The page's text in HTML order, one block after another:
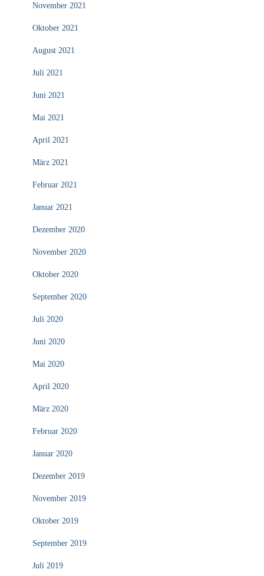
November 2021
Oktober 2021
August 2021
Juli 2021
Juni 2021
Mai 2021
April 2021
März 2021
Februar 2021
Januar 2021
Dezember 2020
November 2020
Oktober 2020
September 2020
Juli 2020
Juni 2020
Mai 2020
April 2020
März 2020
Februar 2020
Januar 2020
Dezember 2019
November 2019
Oktober 2019
September 2019
Juli 2019